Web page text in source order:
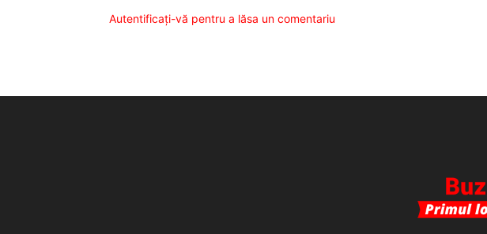
Autentificați-vă pentru a lăsa un comentariu